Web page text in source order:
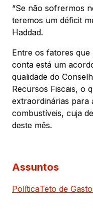
“Se não sofrermos
teremos um déficit
Haddad.
Entre os fatores
conta está um
qualidade do
Recursos Fiscais, o
extraordinárias para
combustíveis, cuja
deste mês.
Assuntos
PolíticaTeto de